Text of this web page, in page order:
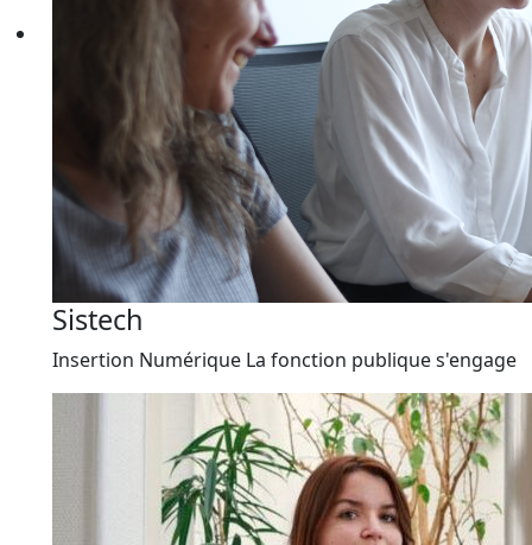
Sistech
Insertion Numérique La fonction publique s'engage